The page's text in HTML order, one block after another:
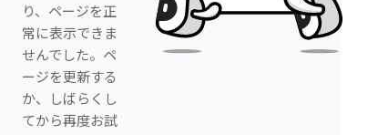
り、ページを正
常に表示できま
せんでした。ペ
ージを更新する
か、しばらくし
てから再度お試